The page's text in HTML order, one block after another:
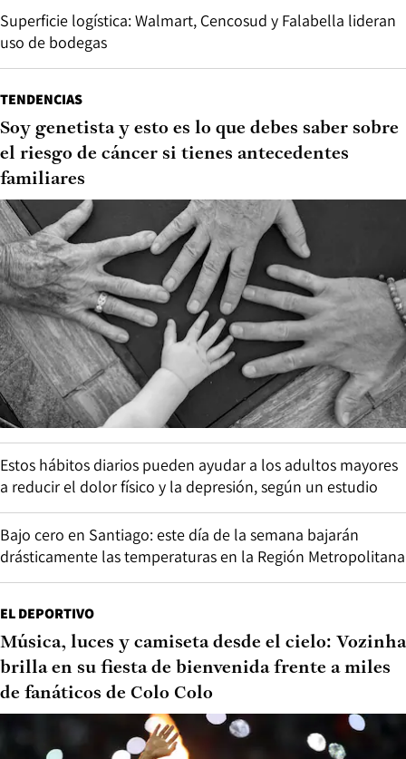
Superficie logística: Walmart, Cencosud y Falabella lideran
uso de bodegas
TENDENCIAS
Soy genetista y esto es lo que debes saber sobre
el riesgo de cáncer si tienes antecedentes
familiares
Estos hábitos diarios pueden ayudar a los adultos mayores
a reducir el dolor físico y la depresión, según un estudio
Bajo cero en Santiago: este día de la semana bajarán
drásticamente las temperaturas en la Región Metropolitana
EL DEPORTIVO
Música, luces y camiseta desde el cielo: Vozinha
brilla en su fiesta de bienvenida frente a miles
de fanáticos de Colo Colo